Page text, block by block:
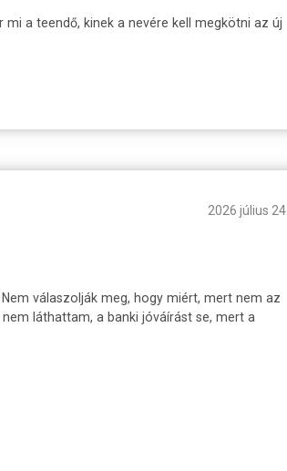
a teendő, kinek a nevére kell megkötni az új
2026 július 24.
válaszolják meg, hogy miért, mert nem az
láthattam, a banki jóváírást se, mert a